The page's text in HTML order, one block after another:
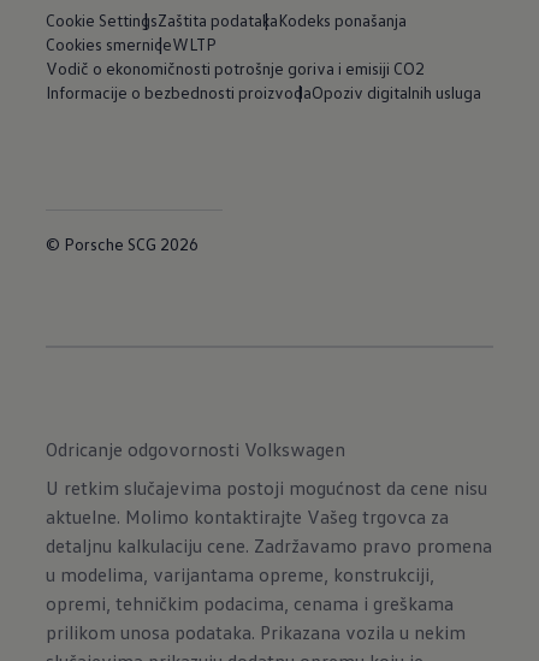
Cookie SettingsZaštita podatakaKodeks ponašanja
Cookies smerniceWLTP
Vodič o ekonomičnosti potrošnje goriva i emisiji CO2
Informacije o bezbednosti proizvodaOpoziv digitalnih usluga
© Porsche SCG 2026
Odricanje odgovornosti Volkswagen
U retkim slučajevima postoji mogućnost da cene nisu
aktuelne. Molimo kontaktirajte Vašeg trgovca za
detaljnu kalkulaciju cene. Zadržavamo pravo promena
u modelima, varijantama opreme, konstrukciji,
opremi, tehničkim podacima, cenama i greškama
prilikom unosa podataka. Prikazana vozila u nekim